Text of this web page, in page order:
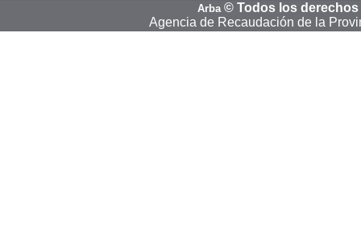
Arba © Todos los
Agencia de Recaudación de la